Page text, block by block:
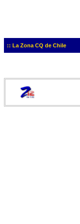
:: La Zona CQ de Chile